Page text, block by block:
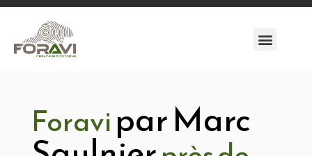
Foravipar Marc